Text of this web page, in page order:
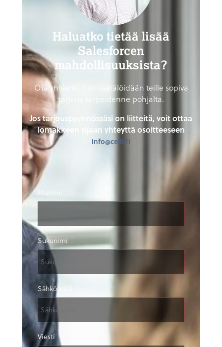
Haluatko tietää lisää
Salesforcen
mahdollisuuksista?
Ota yhteyttä, niin räätälöidään teille sopiva
tarjous tarpeidenne pohjalta.
Jos tarjouspyynnössäsi on liitteitä, voit ottaa
lomakkeen sijaan yhteyttä osoitteeseen
info@ceili.fi
Etunimi
Sukunimi
Sähköposti
Viesti